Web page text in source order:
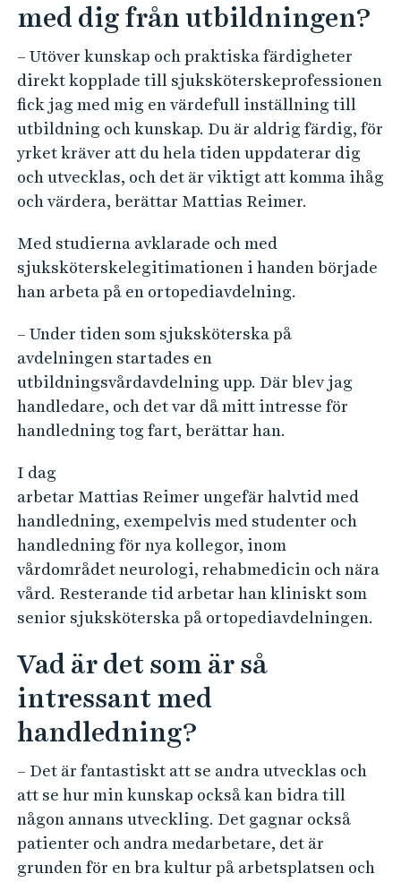
med dig från utbildningen?
– Utöver kunskap och praktiska färdigheter
direkt kopplade till sjuksköterskeprofessionen
fick jag med mig en värdefull inställning till
utbildning och kunskap. Du är aldrig färdig, för
yrket kräver att du hela tiden uppdaterar dig
och utvecklas, och det är viktigt att komma ihåg
och värdera, berättar Mattias Reimer.
Med studierna avklarade och med
sjuksköterskelegitimationen i handen började
han arbeta på en ortopediavdelning.
– Under tiden som sjuksköterska på
avdelningen startades en
utbildningsvårdavdelning upp. Där blev jag
handledare, och det var då mitt intresse för
handledning tog fart, berättar han.
I dag
arbetar Mattias Reimer ungefär halvtid med
handledning, exempelvis med studenter och
handledning för nya kollegor, inom
vårdområdet neurologi, rehabmedicin och nära
vård. Resterande tid arbetar han kliniskt som
senior sjuksköterska på ortopediavdelningen.
Vad är det som är så
intressant med
handledning?
– Det är fantastiskt att se andra utvecklas och
att se hur min kunskap också kan bidra till
någon annans utveckling. Det gagnar också
patienter och andra medarbetare, det är
grunden för en bra kultur på arbetsplatsen och